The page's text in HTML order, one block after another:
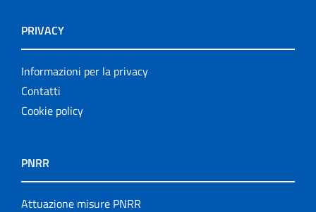
PRIVACY
Informazioni per la privacy
Contatti
Cookie policy
PNRR
Attuazione misure PNRR